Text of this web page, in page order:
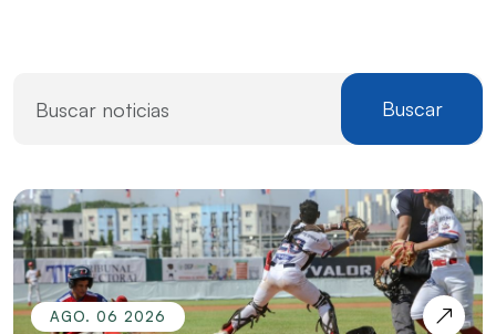
Buscar
AGO. 06 2026